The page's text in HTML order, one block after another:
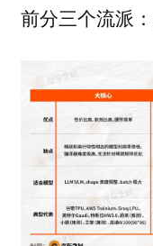
前分三个流派：